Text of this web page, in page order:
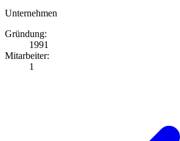
Unternehmen
Gründung:
1991
Mitarbeiter:
1